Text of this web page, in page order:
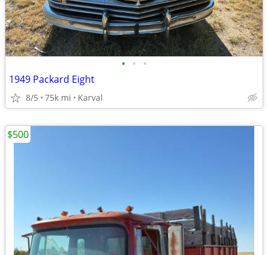
• • •
1949 Packard Eight
8/5 75k mi Karval
$500